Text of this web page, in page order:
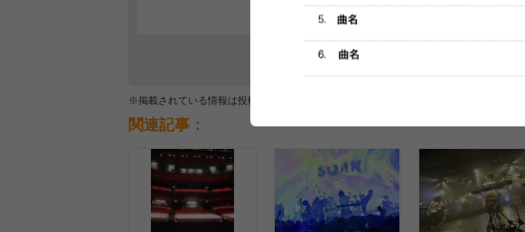
※掲載されている情報は投稿されたデータを集計したもので、実際のライブとは異なる場
関連記事：